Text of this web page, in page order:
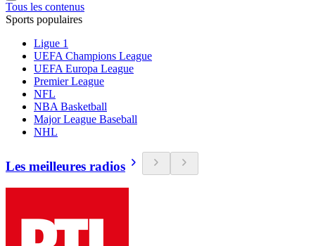
Tous les contenus
Sports populaires
Ligue 1
UEFA Champions League
UEFA Europa League
Premier League
NFL
NBA Basketball
Major League Baseball
NHL
Les meilleures radios